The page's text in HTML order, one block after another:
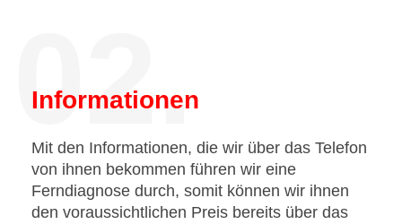
02.
Informationen
Mit den Informationen, die wir über das Telefon
von ihnen bekommen führen wir eine
Ferndiagnose durch, somit können wir ihnen
den voraussichtlichen Preis bereits über das